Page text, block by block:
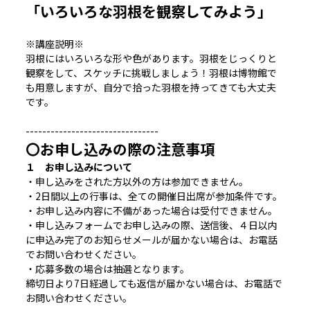
「いろいろな羽根を観察してみよう」
※講座説明※
羽根にはいろいろな形や色があります。羽根をじっくりと
観察をして、スケッチに挑戦しましょう！羽根は博物館で
も用意しますが、自分で拾った羽根を持ってきても大丈夫
です。
--------------------------------
〇お申し込みの際の注意事項
１ お申し込みについて
・申し込みをされた方以外の方は参加できません。
・2日間以上の行事は、全ての開催日出席が参加条件です。
・お申し込み内容に不備があった場合は受付できません。
・申し込みフォームでお申し込みの際、送信後、４日以内
に申込み完了のお知らせメールが届かない場合は、お電話
でお問い合わせください。
・応募多数の場合は抽選となります。
締切日より7日経過しても返信が届かない場合は、お電話で
お問い合わせください。